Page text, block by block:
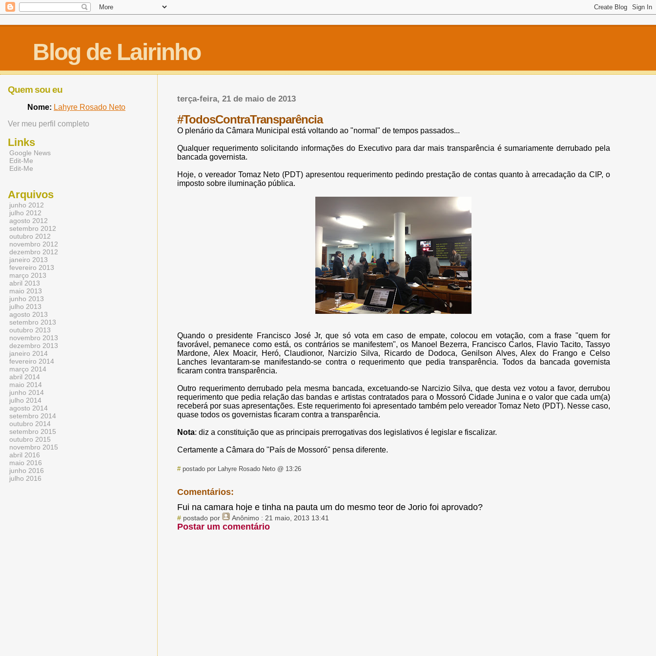
Blog de Lairinho
terça-feira, 21 de maio de 2013
#TodosContraTransparência
O plenário da Câmara Municipal está voltando ao "normal" de tempos passados...
Qualquer requerimento solicitando informações do Executivo para dar mais transparência é sumariamente derrubado pela
bancada governista.
Hoje, o vereador Tomaz Neto (PDT) apresentou requerimento pedindo prestação de contas quanto à arrecadação da CIP, o
imposto sobre iluminação pública.
Quando o presidente Francisco José Jr, que só vota em caso de empate, colocou em votação, com a frase "quem for
favorável, pemanece como está, os contrários se manifestem", os Manoel Bezerra, Francisco Carlos, Flavio Tacito, Tassyo
Mardone, Alex Moacir, Heró, Claudionor, Narcizio Silva, Ricardo de Dodoca, Genilson Alves, Alex do Frango e Celso
Lanches levantaram-se manifestando-se contra o requerimento que pedia transparência. Todos da bancada governista
ficaram contra transparência.
Outro requerimento derrubado pela mesma bancada, excetuando-se Narcizio Silva, que desta vez votou a favor, derrubou
requerimento que pedia relação das bandas e artistas contratados para o Mossoró Cidade Junina e o valor que cada um(a)
receberá por suas apresentações. Este requerimento foi apresentado também pelo vereador Tomaz Neto (PDT). Nesse caso,
quase todos os governistas ficaram contra a transparência.
Nota: diz a constituição que as principais prerrogativas dos legislativos é legislar e fiscalizar.
Certamente a Câmara do "País de Mossoró" pensa diferente.
#postado por Lahyre Rosado Neto @ 13:26
Comentários:
Fui na camara hoje e tinha na pauta um do mesmo teor de Jorio foi aprovado?
#postado por Anônimo: 21 maio, 2013 13:41
Postar um comentário
Quem sou eu
Nome: Lahyre Rosado Neto
Ver meu perfil completo
Links
Google News
Edit-Me
Edit-Me
Arquivos
junho 2012
julho 2012
agosto 2012
setembro 2012
outubro 2012
novembro 2012
dezembro 2012
janeiro 2013
fevereiro 2013
março 2013
abril 2013
maio 2013
junho 2013
julho 2013
agosto 2013
setembro 2013
outubro 2013
novembro 2013
dezembro 2013
janeiro 2014
fevereiro 2014
março 2014
abril 2014
maio 2014
junho 2014
julho 2014
agosto 2014
setembro 2014
outubro 2014
setembro 2015
outubro 2015
novembro 2015
abril 2016
maio 2016
junho 2016
julho 2016